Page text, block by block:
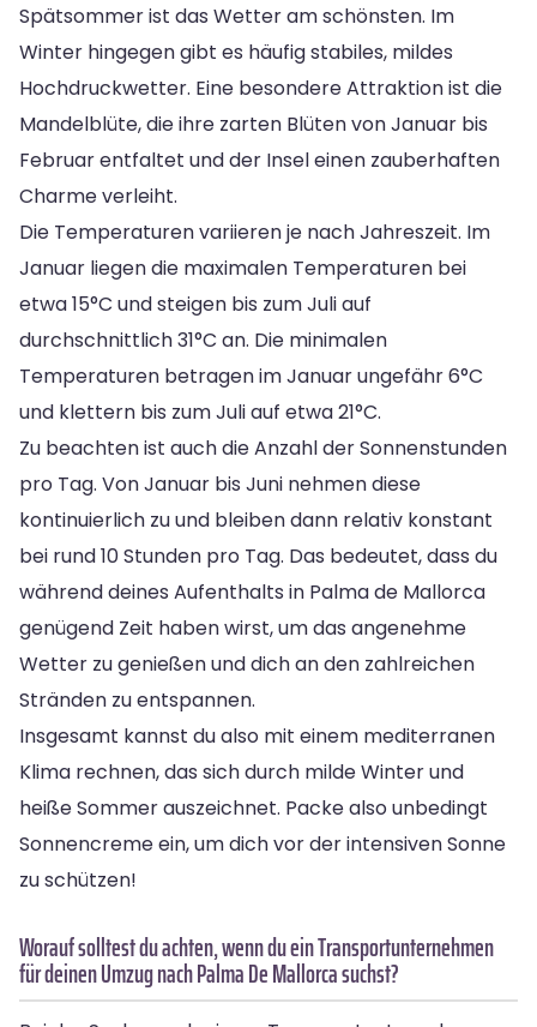
Spätsommer ist das Wetter am schönsten. Im
Winter hingegen gibt es häufig stabiles, mildes
Hochdruckwetter. Eine besondere Attraktion ist die
Mandelblüte, die ihre zarten Blüten von Januar bis
Februar entfaltet und der Insel einen zauberhaften
Charme verleiht.
Die Temperaturen variieren je nach Jahreszeit. Im
Januar liegen die maximalen Temperaturen bei
etwa 15°C und steigen bis zum Juli auf
durchschnittlich 31°C an. Die minimalen
Temperaturen betragen im Januar ungefähr 6°C
und klettern bis zum Juli auf etwa 21°C.
Zu beachten ist auch die Anzahl der Sonnenstunden
pro Tag. Von Januar bis Juni nehmen diese
kontinuierlich zu und bleiben dann relativ konstant
bei rund 10 Stunden pro Tag. Das bedeutet, dass du
während deines Aufenthalts in Palma de Mallorca
genügend Zeit haben wirst, um das angenehme
Wetter zu genießen und dich an den zahlreichen
Stränden zu entspannen.
Insgesamt kannst du also mit einem mediterranen
Klima rechnen, das sich durch milde Winter und
heiße Sommer auszeichnet. Packe also unbedingt
Sonnencreme ein, um dich vor der intensiven Sonne
zu schützen!
Worauf solltest du achten, wenn du ein Transportunternehmen
für deinen Umzug nach Palma De Mallorca suchst?